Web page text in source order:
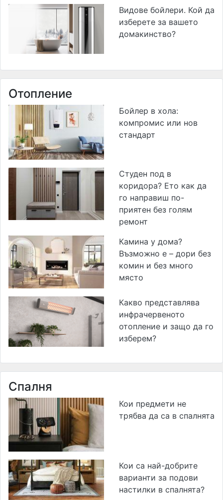
Видове бойлери. Кой да
изберете за вашето
домакинство?
Отопление
Бойлер в хола:
компромис или нов
стандарт
Студен под в
коридора? Ето как да
го направиш по-
приятен без голям
ремонт
Камина у дома?
Възможно е – дори без
комин и без много
място
Какво представлява
инфрачервеното
отопление и защо да го
изберем?
Спалня
Кои предмети не
трябва да са в спалнята
Кои са най-добрите
варианти за подови
настилки в спалнята?